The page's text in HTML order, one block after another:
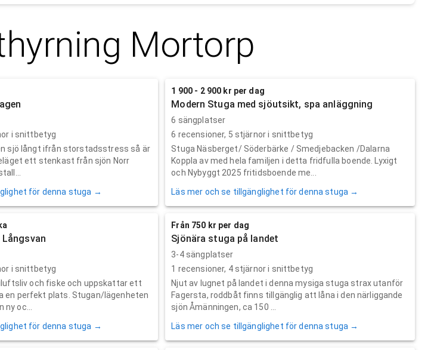
Mortorp
i snittbetyg
sjö långt ifrån storstadsstress så är
ett stenkast från sjön Norr
för denna stuga →
1 900 - 2 900 kr per dag
Modern Stuga med sjöutsikt, spa anläggning
6 sängplatser
6 recensioner, 5 stjärnor i snittbetyg
Stuga Näsberget/ Söderbärke / Smedjebacken /Dalarna
Koppla av med hela familjen i detta fridfulla boende. Lyxigt
och Nybyggt 2025 fritidsboende me...
Läs mer och se tillgänglighet för denna stuga →
i snittbetyg
och fiske och uppskattar ett
en perfekt plats. Stugan/lägenheten
oc...
för denna stuga →
Från 750 kr per dag
Sjönära stuga på landet
3-4 sängplatser
1 recensioner, 4stjärnor i snittbetyg
Njut av lugnet på landet i denna mysiga stuga strax utanför
Fagersta, roddbåt finns tillgänglig att låna i den närliggande
sjön Åmänningen, ca 150 ...
Läs mer och se tillgänglighet för denna stuga →